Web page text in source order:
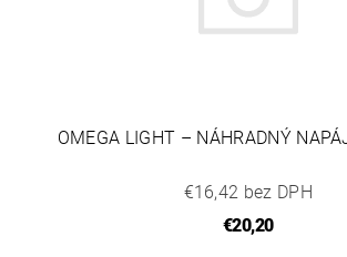
OMEGA LIGHT – NÁHRADNÝ
€16,42 bez DPH
€20,20